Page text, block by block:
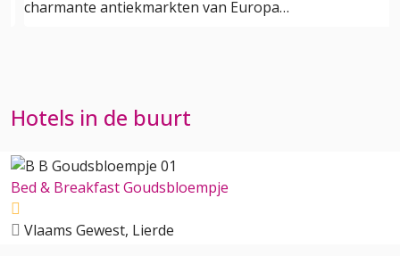
charmante antiekmarkten van Europa…
Hotels in de buurt
Bed & Breakfast Goudsbloempje
Vlaams Gewest, Lierde